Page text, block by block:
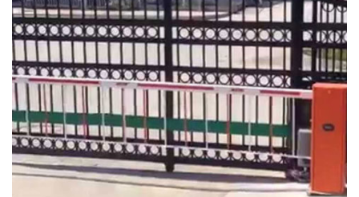
yana_kayar_kapi (6)